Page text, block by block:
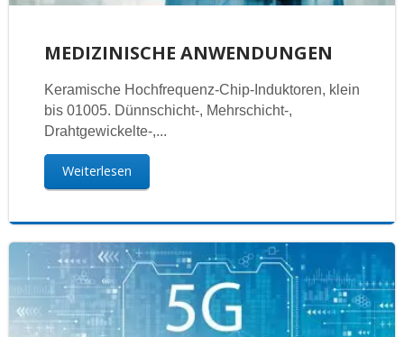
MEDIZINISCHE ANWENDUNGEN
Keramische Hochfrequenz-Chip-Induktoren, klein
bis 01005. Dünnschicht-, Mehrschicht-,
Drahtgewickelte-,...
Weiterlesen